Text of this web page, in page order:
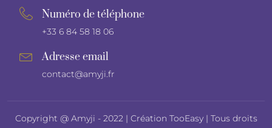
Numéro de téléphone
+33 6 84 58 18 06
Adresse email
contact@amyji.fr
Copyright @ Amyji - 2022 | Création TooEasy | Tous droits